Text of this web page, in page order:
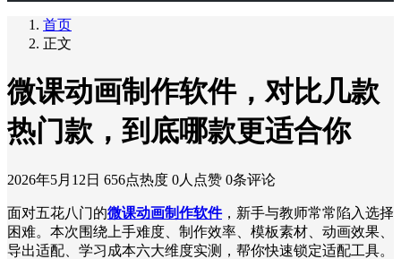
首页
正文
微课动画制作软件，对比几款
热门款，到底哪款更适合你
2026年5月12日 656点热度 0人点赞 0条评论
面对五花八门的微课动画制作软件，新手与教师常常陷入选择
困难。本次围绕上手难度、制作效率、模板素材、动画效果、
导出适配、学习成本六大维度实测，帮你快速锁定适配工具。